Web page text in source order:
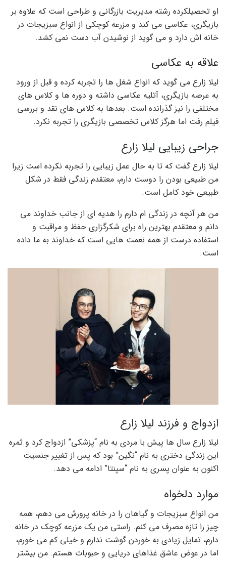
او تحصیلکرده رشته مدیریت بازرگانی و طراحی است که علاوه بر
بازیگری، عکاسی می کند و مزرعه کوچکی از انواع سبزیجات در
خانه اش دارد و می گوید از نوشیدن آب دست نمی کشد.
علاقه به عکاسی
لیلا زارع می گوید که انواع شغل ها را تجربه کرده و قبل از ورود
به عرصه بازیگری، آتلیه عکاسی داشته و دوره ها و کلاس های
مختلفی را نیز گذرانده است. بعدها به کلاس های نقد و بررسی
فیلم رفت اما هرگز کلاس تخصصی بازیگری را تجربه نکرد.
جراحی زیبایی لیلا زارع
لیلا زارع گفت که تا به حال عمل زیبایی را تجربه نکرده است زیرا
من طبیعی بودن را دوست دارم، معتقدم زندگی فقط در شکل
طبیعی خود کامل است.
من هر آنچه در زندگی ام دارم را هدیه ای از جانب خداوند می
دانم و معتقدم بهترین راه برای شکرگزاری حفظ و مراقبت و
استفاده درست از همه نعمت هایی است که خداوند به ما داده
است.
ازدواج و فرزند لیلا زارع
لیلا زارع سال ها پیش با مردی به نام “پزشکی” ازدواج کرد و ثمره
این زندگی دختری به نام “نگین” بود که پس از تغییر جنسیت
اکنون به عنوان پسری به نام “سپنتا” ادامه می دهد.
موارد دلخواه
من انواع سبزیجات و گیاهان را در خانه پرورش می دهم، همه
چیز را تازه مصرف می کنم. راستی من یک مزرعه کوچک در خانه
دارم، تمایل زیادی به خوردن گوشت ندارم و خیلی کم می خورم،
اما در عوض عاشق غذاهای دریایی و حبوبات هستم. من بیشتر